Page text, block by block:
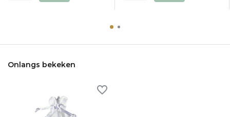
Onlangs bekeken